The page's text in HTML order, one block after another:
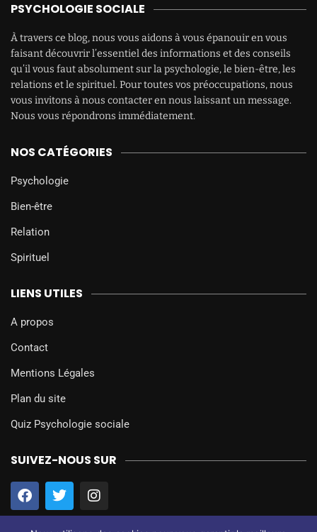
PSYCHOLOGIE SOCIALE
À travers ce blog, nous vous aidons à vous épanouir en vous
faisant découvrir l’essentiel des informations et des conseils
qu’il vous faut absolument sur la psychologie, le bien-être, les
relations et le spirituel. Pour toutes vos préoccupations, nous
vous invitons à nous contacter en nous laissant un message.
Nous vous répondrons immédiatement.
NOS CATÉGORIES
Psychologie
Bien-être
Relation
Spirituel
LIENS UTILES
A propos
Contact
Mentions Légales
Plan du site
Quiz Psychologie sociale
SUIVEZ-NOUS SUR